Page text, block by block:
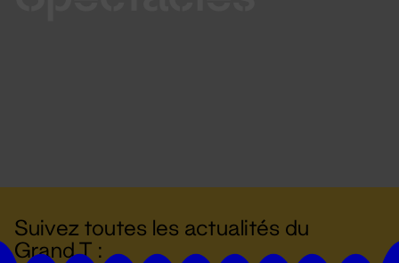
Suivez toutes les actualités du
Grand T :